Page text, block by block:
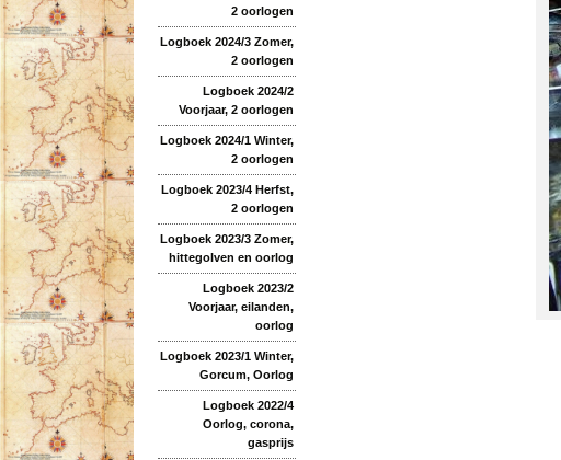
2 oorlogen
Logboek 2024/3 Zomer,
2 oorlogen
Logboek 2024/2
Voorjaar, 2 oorlogen
Logboek 2024/1 Winter,
2 oorlogen
Logboek 2023/4 Herfst,
2 oorlogen
Logboek 2023/3 Zomer,
hittegolven en oorlog
Logboek 2023/2
Voorjaar, eilanden,
oorlog
Logboek 2023/1 Winter,
Gorcum, Oorlog
Logboek 2022/4
Oorlog, corona,
gasprijs